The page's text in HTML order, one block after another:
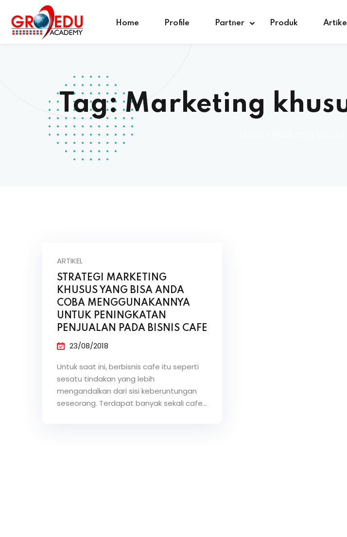
Home Profile Partner Produk Artikel
Tag:Marketing
ARTIKEL
STRATEGI MARKETING
KHUSUS YANG BISA ANDA
COBA MENGGUNAKANNYA
UNTUK PENINGKATAN
PENJUALAN PADA BISNIS CAFE
23/08/2018
Untuk saat ini, berbisnis cafe itu seperti
sesatu tindakan yang lebih
mengandalkan dari sisi keberuntungan
seseorang. Terdapat banyak sekali cafe…